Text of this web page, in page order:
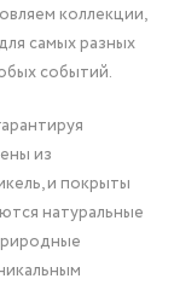
коллекции,
самых разных
событий.
из
и покрыты
натуральные